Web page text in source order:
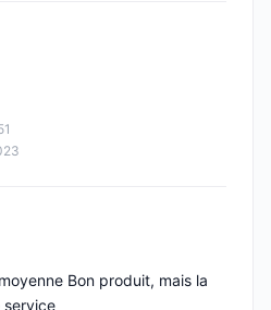
Bon produit, mais la
service